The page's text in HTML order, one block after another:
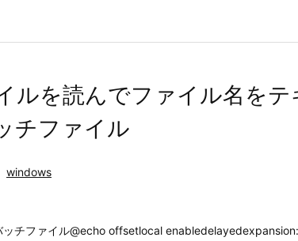
ルを読んでファイル名をテ
チファイル
windows
ッチファイル@echo offsetlocal